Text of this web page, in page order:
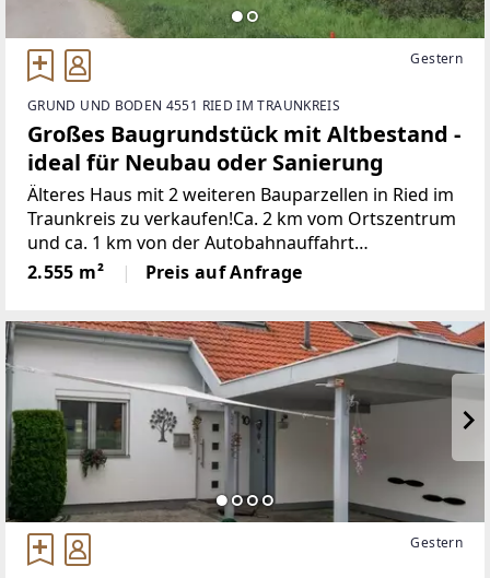
Gestern
GRUND UND BODEN 4551 RIED IM TRAUNKREIS
Großes Baugrundstück mit Altbestand -
ideal für Neubau oder Sanierung
Älteres Haus mit 2 weiteren Bauparzellen in Ried im
Traunkreis zu verkaufen!Ca. 2 km vom Ortszentrum
und ca. 1 km von der Autobahnauffahrt
Ried/Traunkreis und nur ca. 3 km von Sattledt
entfernt wird dieses große Grundstück zum Verkauf
2.555 m² Preis auf Anfrage
Gestern